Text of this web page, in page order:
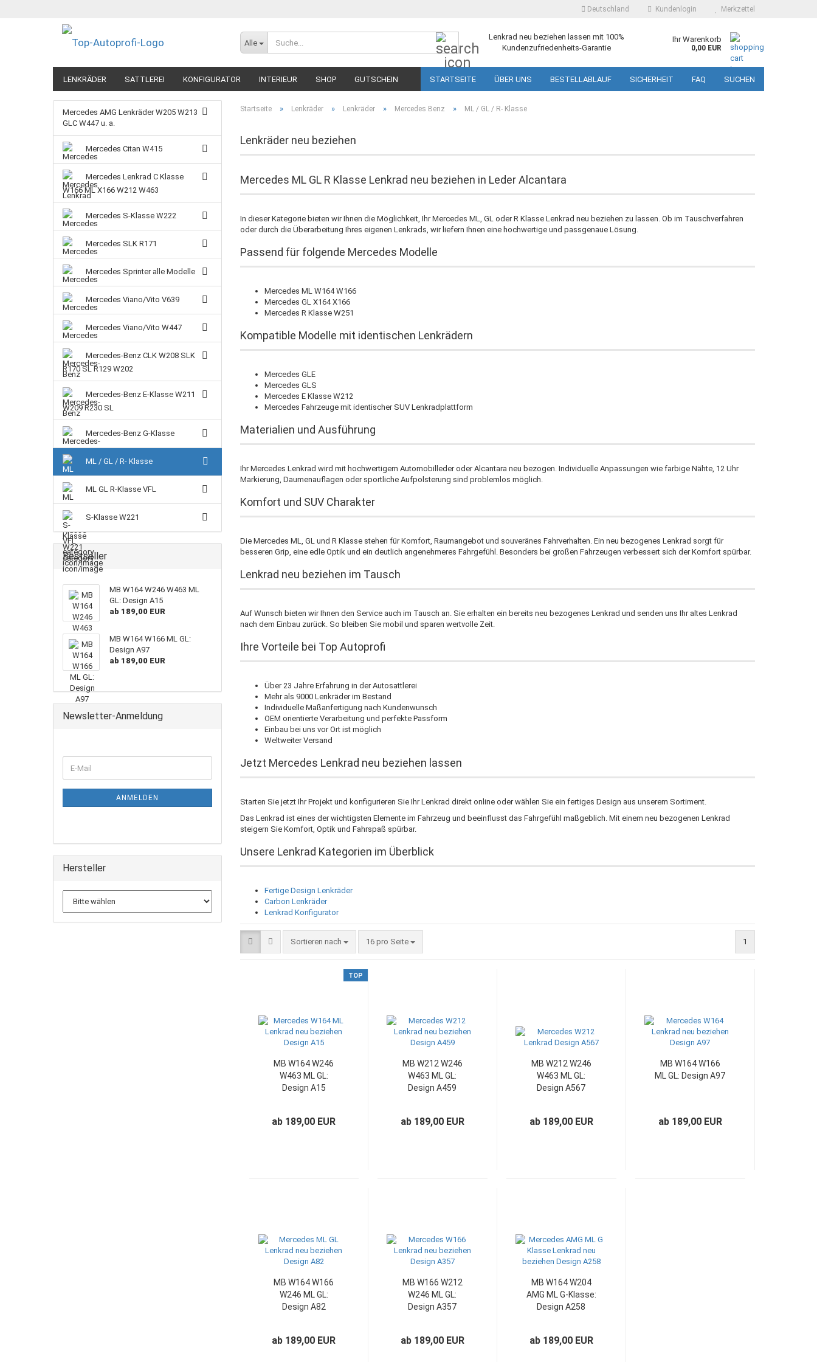
Deutschland Kundenlogin Merkzettel
Alle
Lenkrad neu beziehen lassen mit 100%
Kundenzufriedenheits-Garantie
Ihr Warenkorb
0,00 EUR
LENKRÄDER SATTLEREI KONFIGURATOR INTERIEUR SHOP GUTSCHEIN STARTSEITE ÜBER UNS BESTELLABLAUF SICHERHEIT FAQ SUCHEN
Startseite » Lenkräder » Lenkräder » Mercedes Benz » ML / GL / R- Klasse
Lenkräder neu beziehen
Mercedes ML GL R Klasse Lenkrad neu beziehen in Leder Alcantara
In dieser Kategorie bieten wir Ihnen die Möglichkeit, Ihr Mercedes ML, GL oder R Klasse Lenkrad neu beziehen zu lassen. Ob im Tauschverfahren
oder durch die Überarbeitung Ihres eigenen Lenkrads, wir liefern Ihnen eine hochwertige und passgenaue Lösung.
Passend für folgende Mercedes Modelle
Mercedes ML W164 W166
Mercedes GL X164 X166
Mercedes R Klasse W251
Kompatible Modelle mit identischen Lenkrädern
Mercedes GLE
Mercedes GLS
Mercedes E Klasse W212
Mercedes Fahrzeuge mit identischer SUV Lenkradplattform
Materialien und Ausführung
Ihr Mercedes Lenkrad wird mit hochwertigem Automobilleder oder Alcantara neu bezogen. Individuelle Anpassungen wie farbige Nähte, 12 Uhr
Markierung, Daumenauflagen oder sportliche Aufpolsterung sind problemlos möglich.
Komfort und SUV Charakter
Die Mercedes ML, GL und R Klasse stehen für Komfort, Raumangebot und souveränes Fahrverhalten. Ein neu bezogenes Lenkrad sorgt für
besseren Grip, eine edle Optik und ein deutlich angenehmeres Fahrgefühl. Besonders bei großen Fahrzeugen verbessert sich der Komfort spürbar.
Lenkrad neu beziehen im Tausch
Auf Wunsch bieten wir Ihnen den Service auch im Tausch an. Sie erhalten ein bereits neu bezogenes Lenkrad und senden uns Ihr altes Lenkrad
nach dem Einbau zurück. So bleiben Sie mobil und sparen wertvolle Zeit.
Ihre Vorteile bei Top Autoprofi
Über 23 Jahre Erfahrung in der Autosattlerei
Mehr als 9000 Lenkräder im Bestand
Individuelle Maßanfertigung nach Kundenwunsch
OEM orientierte Verarbeitung und perfekte Passform
Einbau bei uns vor Ort ist möglich
Weltweiter Versand
Jetzt Mercedes Lenkrad neu beziehen lassen
Starten Sie jetzt Ihr Projekt und konfigurieren Sie Ihr Lenkrad direkt online oder wählen Sie ein fertiges Design aus unserem Sortiment.
Das Lenkrad ist eines der wichtigsten Elemente im Fahrzeug und beeinflusst das Fahrgefühl maßgeblich. Mit einem neu bezogenen Lenkrad
steigern Sie Komfort, Optik und Fahrspaß spürbar.
Unsere Lenkrad Kategorien im Überblick
Fertige Design Lenkräder
Carbon Lenkräder
Lenkrad Konfigurator
Sortieren nach
Sortieren nach 16 pro Seite
pro Seite 1
TOP
MB W164 W246
W463 ML GL:
Design A15
ab 189,00 EUR
MB W212 W246
W463 ML GL:
Design A459
ab 189,00 EUR
MB W212 W246
W463 ML GL:
Design A567
ab 189,00 EUR
MB W164 W166
ML GL: Design A97
ab 189,00 EUR
MB W164 W166
W246 ML GL:
Design A82
ab 189,00 EUR
MB W166 W212
W246 ML GL:
Design A357
ab 189,00 EUR
MB W164 W204
AMG ML G-Klasse:
Design A258
ab 189,00 EUR
Mercedes AMG Lenkräder W205 W213
GLC W447 u. a.
Mercedes Citan W415
Mercedes Lenkrad C Klasse
W166 ML X166 W212 W463
Mercedes S-Klasse W222
Mercedes SLK R171
Mercedes Sprinter alle Modelle
Mercedes Viano/Vito V639
Mercedes Viano/Vito W447
Mercedes-Benz CLK W208 SLK
R170 SL R129 W202
Mercedes-Benz E-Klasse W211
W209 R230 SL
Mercedes-Benz G-Klasse
ML / GL / R- Klasse
ML GL R-Klasse VFL
S-Klasse W221
Bestseller
MB W164 W246 W463 ML
GL: Design A15
ab 189,00 EUR
MB W164 W166 ML GL:
Design A97
ab 189,00 EUR
Newsletter-Anmeldung
ZUR
E-
Mail
ANMELDEN
Hersteller